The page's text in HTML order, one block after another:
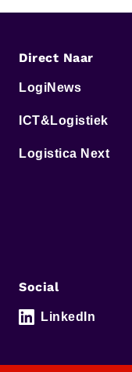
Direct Naar
LogiNews
ICT&Logistiek
Logistica Next
Social
LinkedIn